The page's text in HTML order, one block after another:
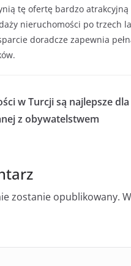
tę ofertę bardzo
nieruchomości po trzech
doradcze zapewnia
w Turcji są najlepsze dla
z obywatelstwem
zostanie opublikowany.